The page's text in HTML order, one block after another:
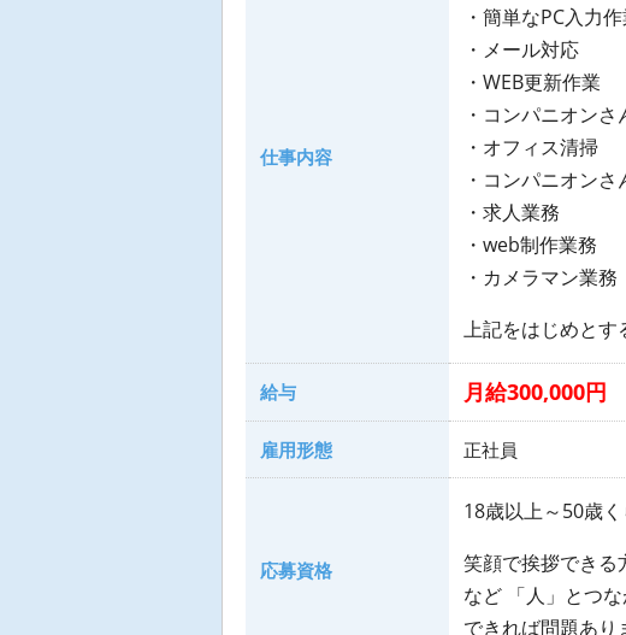
仕事内容
・簡単なPC入力
・メール対応
・WEB更新作業
・コンパニオン
・オフィス清掃
・コンパニオンさ
・求人業務
・web制作業務
・カメラマン業務
上記をはじめとす
給与 月給300,000円
雇用形態 正社員
応募資格
18歳以上～50歳
笑顔で挨拶できる
など 「人」とつ
できれば問題あり